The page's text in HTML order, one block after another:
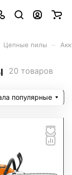
Цепные пилы
20 товаров
популярные